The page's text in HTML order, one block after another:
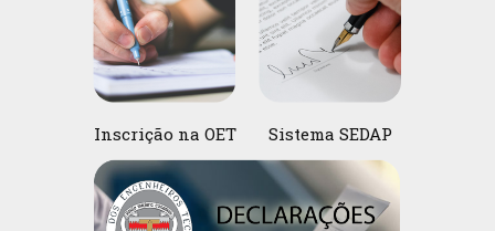
Inscrição na OET Sistema SEDAP